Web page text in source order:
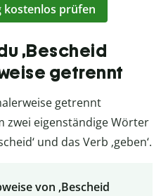
kostenlos prüfen
‚Bescheid
getrennt
getrennt
zwei eigenständige Wörter
und das Verb ‚geben‘.
von ‚Bescheid